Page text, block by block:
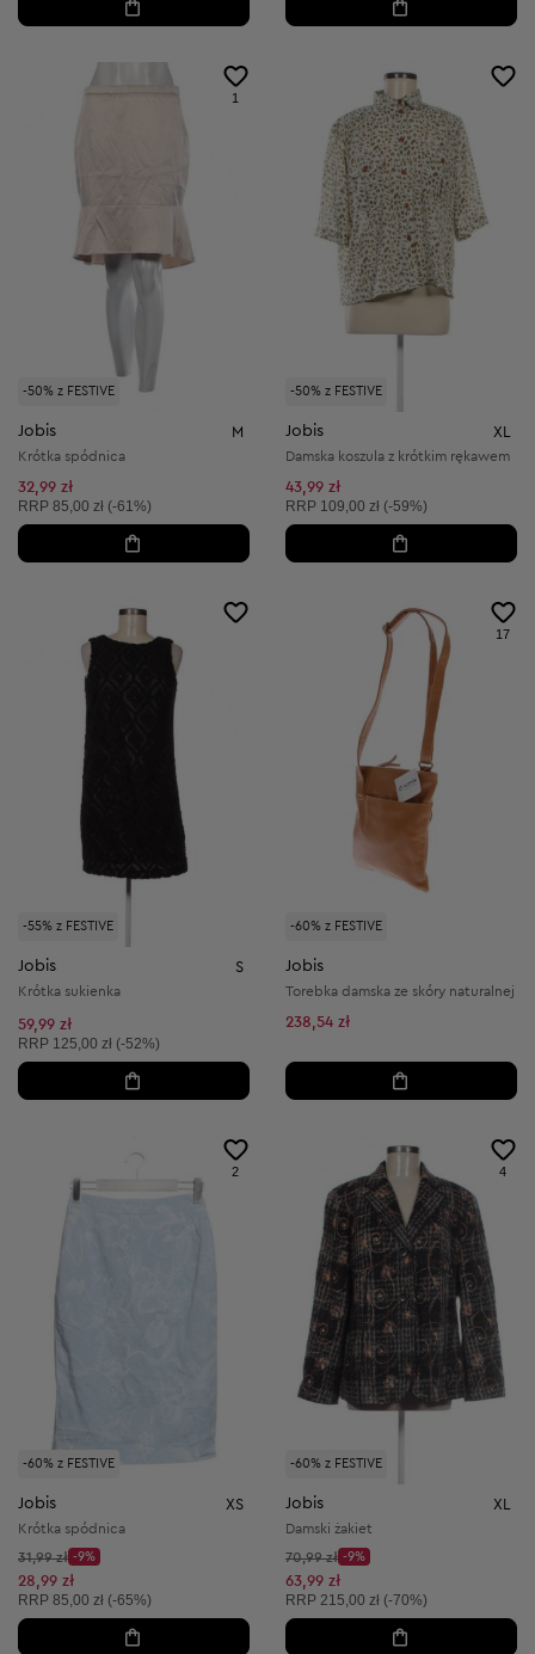
-50% z FESTIVE
1
Jobis M
Krótka spódnica
32,99 zł
Cena sugerowana:
RRP 85,00 zł (-61%)
-50% z FESTIVE
Jobis XL
Damska koszula z krótkim rękawem
43,99 zł
Cena sugerowana:
RRP 109,00 zł (-59%)
-55% z FESTIVE
Jobis S
Krótka sukienka
59,99 zł
Cena sugerowana:
RRP 125,00 zł (-52%)
-60% z FESTIVE
17
Jobis
Torebka damska ze skóry naturalnej
238,54 zł
-60% z FESTIVE
2
Jobis XS
Krótka spódnica
Cena początkowa:
31,99 zł
Discount Price:
-9%
Obniżona cena:
28,99 zł
Cena sugerowana:
RRP 85,00 zł (-65%)
-60% z FESTIVE
4
Jobis XL
Damski żakiet
Cena początkowa:
70,99 zł
Discount Price:
-9%
Obniżona cena:
63,99 zł
Cena sugerowana:
RRP 215,00 zł (-70%)